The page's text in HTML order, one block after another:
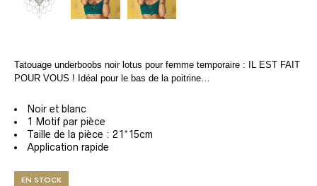
Tatouage underboobs noir lotus pour femme temporaire : IL EST FAIT
POUR VOUS ! Idéal pour le bas de la poitrine…
Noir et blanc
1 Motif par pièce
Taille de la pièce : 21*15cm
Application rapide
EN STOCK